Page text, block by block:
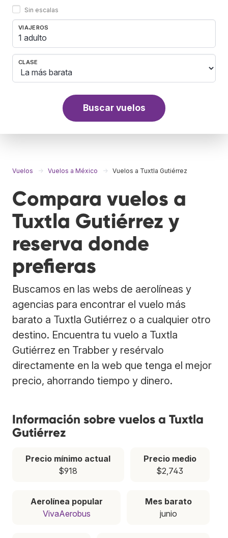
Sin escalas
VIAJEROS
1 adulto
CLASE
Buscar vuelos
Vuelos Vuelos a México Vuelos a Tuxtla Gutiérrez
Compara vuelos a
Tuxtla Gutiérrez y
reserva donde
prefieras
Buscamos en las webs de aerolíneas y
agencias para encontrar el vuelo más
barato a Tuxtla Gutiérrez o a cualquier otro
destino. Encuentra tu vuelo a Tuxtla
Gutiérrez en Trabber y resérvalo
directamente en la web que tenga el mejor
precio, ahorrando tiempo y dinero.
Información sobre vuelos a Tuxtla
Gutiérrez
Precio mínimo actual
$918
Precio medio
$2,743
Aerolínea popular
VivaAerobus
Mes barato
junio